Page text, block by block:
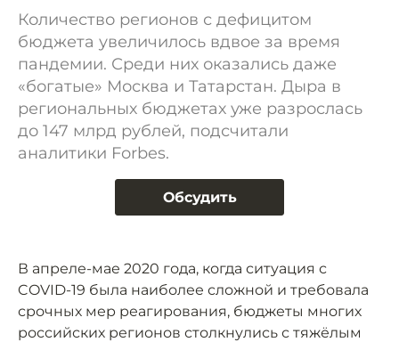
Количество регионов с дефицитом
бюджета увеличилось вдвое за время
пандемии. Среди них оказались даже
«богатые» Москва и Татарстан. Дыра в
региональных бюджетах уже разрослась
до 147 млрд рублей, подсчитали
аналитики Forbes.
Обсудить
В апреле-мае 2020 года, когда ситуация с
COVID-19 была наиболее сложной и требовала
срочных мер реагирования, бюджеты многих
российских регионов столкнулись с тяжёлым